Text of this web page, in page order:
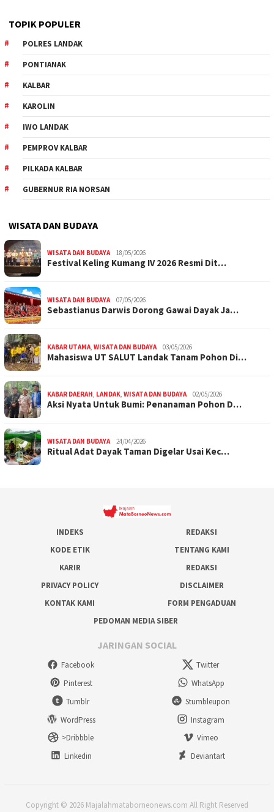
TOPIK POPULER
POLRES LANDAK
PONTIANAK
KALBAR
KAROLIN
IWO LANDAK
PEMPROV KALBAR
PILKADA KALBAR
GUBERNUR RIA NORSAN
WISATA DAN BUDAYA
WISATA DAN BUDAYA 18/05/2026
Festival Keling Kumang IV 2026 Resmi Dit…
WISATA DAN BUDAYA 07/05/2026
Sebastianus Darwis Dorong Gawai Dayak Ja…
KABAR UTAMA, WISATA DAN BUDAYA 03/05/2026
Mahasiswa UT SALUT Landak Tanam Pohon Di…
KABAR DAERAH, LANDAK, WISATA DAN BUDAYA 02/05/2026
Aksi Nyata Untuk Bumi: Penanaman Pohon D…
WISATA DAN BUDAYA 24/04/2026
Ritual Adat Dayak Taman Digelar Usai Kec…
INDEKS
REDAKSI
KODE ETIK
TENTANG KAMI
KARIR
REDAKSI
PRIVACY POLICY
DISCLAIMER
KONTAK KAMI
FORM PENGADUAN
PEDOMAN MEDIA SIBER
JARINGAN SOCIAL
Facebook
Twitter
Pinterest
WhatsApp
Tumblr
Stumbleupon
WordPress
Instagram
>Dribbble
Vimeo
Linkedin
Deviantart
Copyright © 2026 Majalahmataborneonews.com All Right Reserved